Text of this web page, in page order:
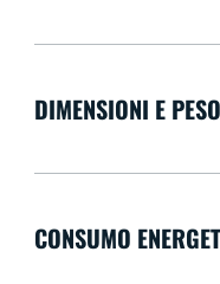
DIMENSIONI E
CONSUMO